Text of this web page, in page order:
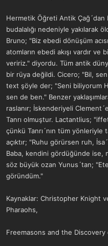
Hermetik Öğreti Antik
budalalığı nedeniyle yakılarak
Bruno; "Biz ebedi dönüşüm
atomların ebedi akışı vardır ve
veririz." diyordu. Tüm antik
bir rüya değildi. Cicero; "Bil,
text şöyle der; "Seni biliyorum
sen de ben." Benzer
raslanır; İskenderiyeli
Tanrı olmuştur. Lactantlius;
çünkü Tanrı´nın tüm yönleriyle
açıktır; "Ruhu görürsen ruh,
Baba, kendini gördüğünde ise,
söz büyük ozan Yunus´tan;
göründüm."
Kaynaklar: Christopher Knight
Pharaohs,
Freemasons and the